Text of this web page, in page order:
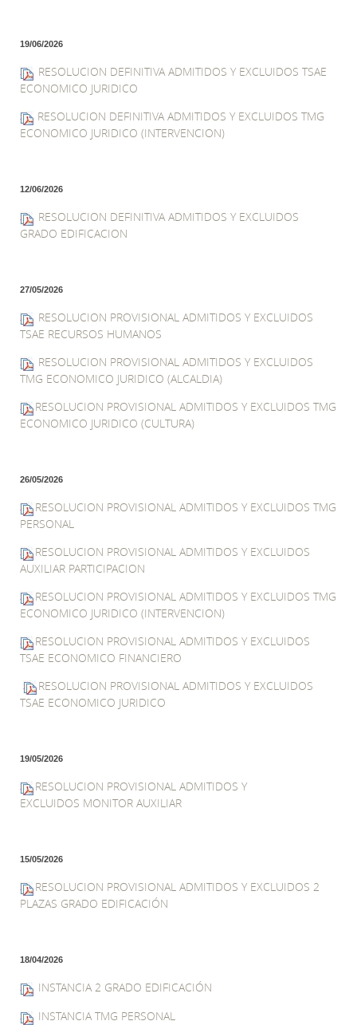
19/06/2026
RESOLUCION DEFINITIVA ADMITIDOS Y EXCLUIDOS TSAE
ECONOMICO JURIDICO
RESOLUCION DEFINITIVA ADMITIDOS Y EXCLUIDOS TMG
ECONOMICO JURIDICO (INTERVENCION)
12/06/2026
RESOLUCION DEFINITIVA ADMITIDOS Y EXCLUIDOS
GRADO EDIFICACION
27/05/2026
RESOLUCION PROVISIONAL ADMITIDOS Y EXCLUIDOS
TSAE RECURSOS HUMANOS
RESOLUCION PROVISIONAL ADMITIDOS Y EXCLUIDOS
TMG ECONOMICO JURIDICO (ALCALDIA)
RESOLUCION PROVISIONAL ADMITIDOS Y EXCLUIDOS TMG
ECONOMICO JURIDICO (CULTURA)
26/05/2026
RESOLUCION PROVISIONAL ADMITIDOS Y EXCLUIDOS TMG
PERSONAL
RESOLUCION PROVISIONAL ADMITIDOS Y EXCLUIDOS
AUXILIAR PARTICIPACION
RESOLUCION PROVISIONAL ADMITIDOS Y EXCLUIDOS TMG
ECONOMICO JURIDICO (INTERVENCION)
RESOLUCION PROVISIONAL ADMITIDOS Y EXCLUIDOS
TSAE ECONOMICO FINANCIERO
RESOLUCION PROVISIONAL ADMITIDOS Y EXCLUIDOS
TSAE ECONOMICO JURIDICO
19/05/2026
RESOLUCION PROVISIONAL ADMITIDOS Y
EXCLUIDOS MONITOR AUXILIAR
15/05/2026
RESOLUCION PROVISIONAL ADMITIDOS Y EXCLUIDOS 2
PLAZAS GRADO EDIFICACIÓN
18/04/2026
INSTANCIA 2 GRADO EDIFICACIÓN
INSTANCIA TMG PERSONAL